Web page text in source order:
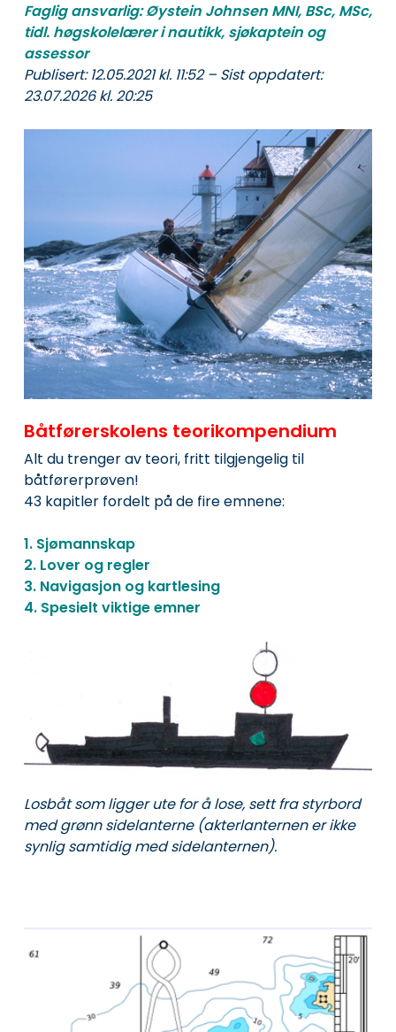
Faglig ansvarlig: Øystein Johnsen MNI, BSc, MSc,
tidl. høgskolelærer i nautikk, sjøkaptein og
assessor
Publisert: 12.05.2021 kl. 11:52 – Sist oppdatert:
23.07.2026 kl. 20:25
Båtførerskolens teorikompendium
Alt du trenger av teori, fritt tilgjengelig til
båtførerprøven!
43 kapitler fordelt på de fire emnene:
1. Sjømannskap
2. Lover og regler
3. Navigasjon og kartlesing
4. Spesielt viktige emner
Losbåt som ligger ute for å lose, sett fra styrbord
med grønn sidelanterne (akterlanternen er ikke
synlig samtidig med sidelanternen).